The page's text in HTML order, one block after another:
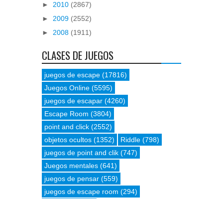
► 2010 (2867)
► 2009 (2552)
► 2008 (1911)
CLASES DE JUEGOS
juegos de escape (17816)
Juegos Online (5595)
juegos de escapar (4260)
Escape Room (3804)
point and click (2552)
objetos ocultos (1352) Riddle (798)
juegos de point and clik (747)
Juegos mentales (641)
juegos de pensar (559)
juegos de escape room (294)